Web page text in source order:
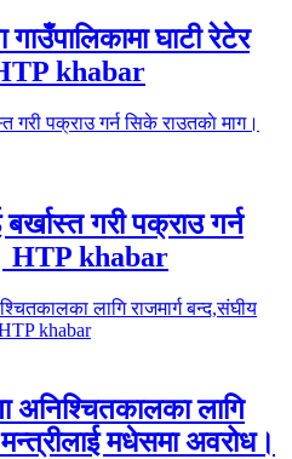
घाटी रेटेर
khabar
गरी पक्राउ गर्न
HTP khabar
अनिश्चितकालका लागि
मधेसमा अवरोध।